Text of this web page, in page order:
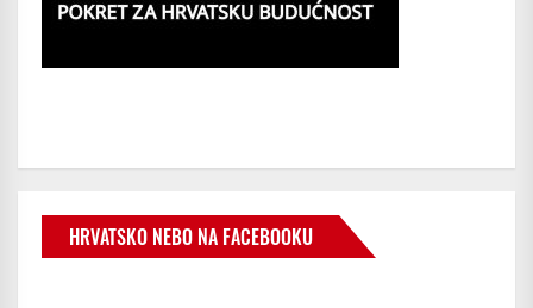
HRVATSKO NEBO NA FACEBOOKU